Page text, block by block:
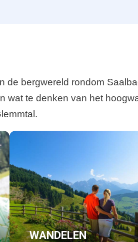
de bergwereld rondom
wat te denken van het
WANDELEN